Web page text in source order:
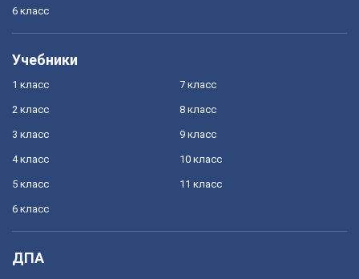
6 класс
Учебники
1 класс
2 класс
3 класс
4 класс
5 класс
6 класс
7 класс
8 класс
9 класс
10 класс
11 класс
ДПА